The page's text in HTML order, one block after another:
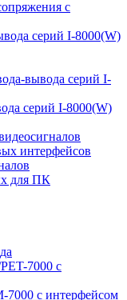
с
серий I-8000(W)
вывода серий I-
серий I-8000(W)
интерфейсов
для ПК
7000 с
7000 с интерфейсом